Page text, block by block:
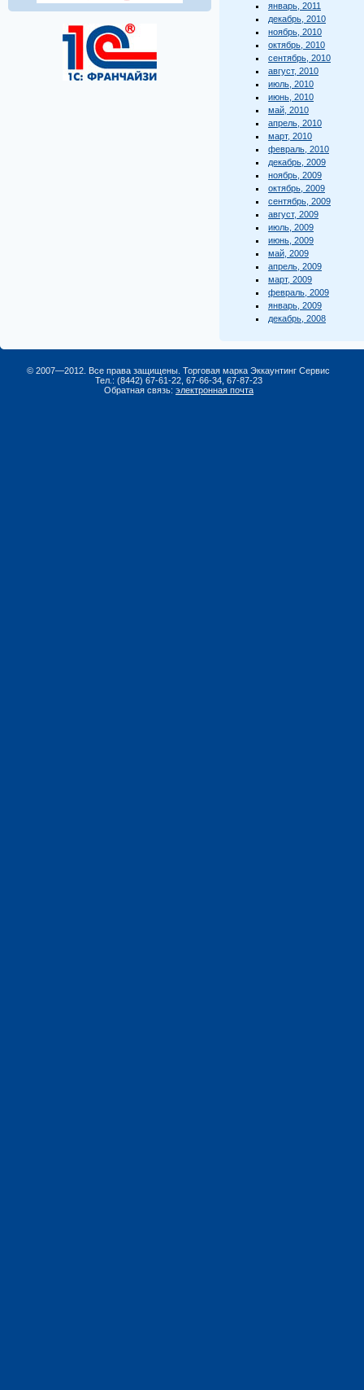
январь, 2011
декабрь, 2010
ноябрь, 2010
октябрь, 2010
сентябрь, 2010
август, 2010
июль, 2010
июнь, 2010
май, 2010
апрель, 2010
март, 2010
февраль, 2010
декабрь, 2009
ноябрь, 2009
октябрь, 2009
сентябрь, 2009
август, 2009
июль, 2009
июнь, 2009
май, 2009
апрель, 2009
март, 2009
февраль, 2009
январь, 2009
декабрь, 2008
© 2007—2012. Все права защищены. Торговая марка Эккаунтинг Сервис
Тел.: (8442) 67-61-22, 67-66-34, 67-87-23
Обратная связь: электронная почта